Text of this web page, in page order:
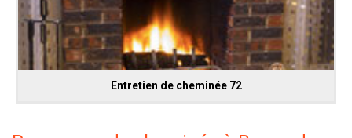
Entretien de cheminée 72